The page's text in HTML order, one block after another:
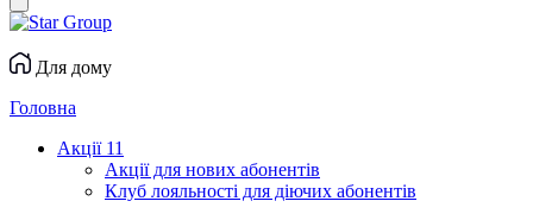
Для дому
Головна
Акції 11
Акції для нових абонентів
Клуб лояльності для діючих абонентів